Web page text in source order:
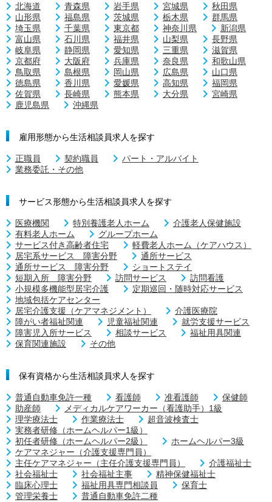
北海道 青森県 岩手県 宮城県
秋田県
山形県
福島県 茨城県 栃木県
群馬県
埼玉県
千葉県 東京都 神奈川県
新潟県
富山県
石川県 福井県 山梨県
長野県
岐阜県
静岡県 愛知県 三重県
滋賀県
京都府
大阪府 兵庫県 奈良県
和歌山県
鳥取県
島根県 岡山県 広島県
山口県
徳島県
香川県 愛媛県 高知県
福岡県
佐賀県
長崎県 熊本県 大分県
宮崎県
鹿児島県
沖縄県
雇用形態から生活相談員求人を探す
正職員 契約職員
パート・アルバイト
業務委託・その他
サービス形態から生活相談員求人を探す
医療機関 特別養護老人ホーム
介護老人保健施設
有料老人ホーム
グループホーム
サービス付き高齢者住宅
軽費老人ホーム（ケアハウス）
居宅系サービス 障害分野
通所サービス
通所サービス 障害分野
ショートステイ
短期入所 障害分野
訪問サービス
訪問看護
小規模多機能型居宅介護
定期巡回・随時対応サービス
地域包括ケアセンター
居宅介護支援（ケアマネジメント）
介護医療院
障がい者福祉関連
児童福祉関連
就労支援サービス
障害児入所サービス
相談サービス
福祉用具関連
保育関連施設
その他
保有資格から生活相談員求人を探す
普通自動車免許一種 看護師 准看護師
保健師
助産師
メディカルケアワーカー（看護助手）1級
理学療法士
作業療法士
超音波検査士
実務者研修（ホームヘルパー1級）
初任者研修（ホームヘルパー2級）
ホームヘルパー3級
ケアマネジャー（介護支援専門員）
主任ケアマネジャー（主任介護支援専門員）
介護福祉士
社会福祉士
社会福祉主事
精神保健福祉士
臨床心理士
福祉用具専門相談員
保育士
管理栄養士
普通自動車免許二種